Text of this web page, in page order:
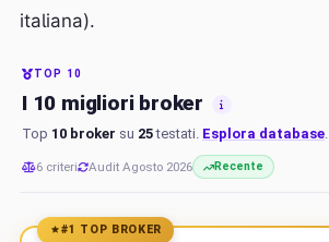
italiana).
TOP 10
I 10 migliori broker
Top 10 broker su 25testati. Esplora database.
6 criteri Audit Agosto 2026 Recente
#1 TOP BROKER